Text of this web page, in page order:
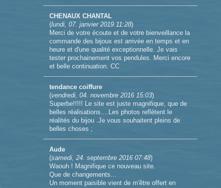
CHENAUX CHANTAL
(lundi, 07. janvier 2019 11:28)
Merci de votre écoute et de votre bienveillance la
commande des bijoux est arrivée en temps et en
heure et d'une qualité exceptionnelle. Je vais
tester prochainement vos pendules. Merci encore
et belle continuation. CC
tendance coiffure
(vendredi, 04. novembre 2016 15:03)
Superbe!!!!! Le site est juste magnifique, que de
belles réalisations....Les photos reflètent le
réalités du bijou .Je vous souhaitent pleins de
belles choses ;
Aude
(samedi, 24. septembre 2016 07:48)
Waouh ! Magnifique ce nouveau site.
Que de changements...
Un moment paisible vient de m'être offert en